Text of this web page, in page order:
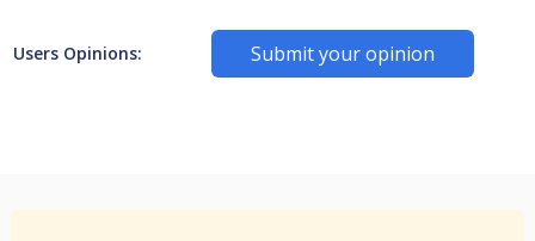
Users Opinions: Submit your opinion